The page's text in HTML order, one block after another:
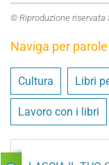
© Riproduzione riservata
Naviga per
Cultura Libri
Lavoro con i libri